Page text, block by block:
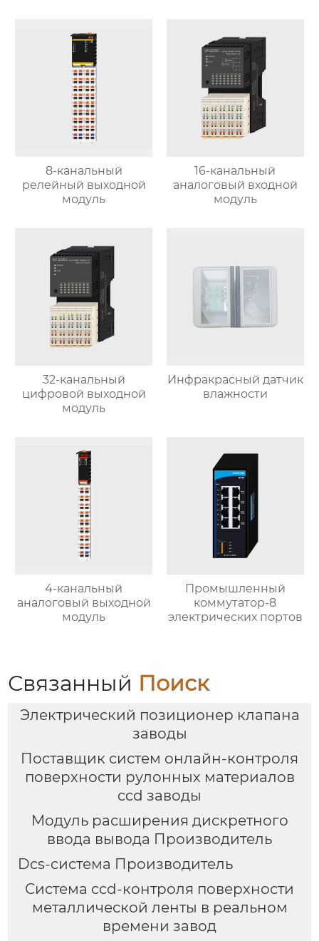
8-канальный
релейный выходной
модуль
16-канальный
аналоговый входной
модуль
32-канальный
цифровой выходной
модуль
Инфракрасный датчик
влажности
4-канальный
аналоговый выходной
модуль
Промышленный
коммутатор-8
электрических портов
Связанный Поиск
Электрический позиционер клапана
заводы
Поставщик систем онлайн-контроля
поверхности рулонных материалов
ccd заводы
Модуль расширения дискретного
ввода вывода Производитель
Dcs-система Производитель
Система ccd-контроля поверхности
металлической ленты в реальном
времени завод